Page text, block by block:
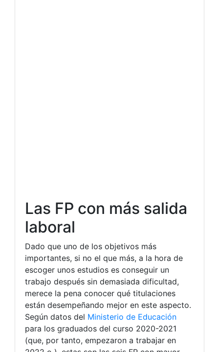
Las FP con más salida
laboral
Dado que uno de los objetivos más
importantes, si no el que más, a la hora de
escoger unos estudios es conseguir un
trabajo después sin demasiada dificultad,
merece la pena conocer qué titulaciones
están desempeñando mejor en este aspecto.
Según datos del Ministerio de Educación
para los graduados del curso 2020-2021
(que, por tanto, empezaron a trabajar en